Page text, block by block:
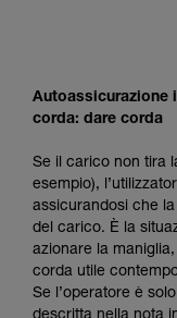
Autoassicurazione
corda: dare corda
Se il carico non tira
esempio),
assicurandosi che
del carico. È la
azionare la
corda utile
Se l’operatore è